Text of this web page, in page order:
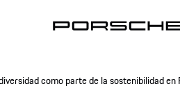
como parte de la sostenibilidad